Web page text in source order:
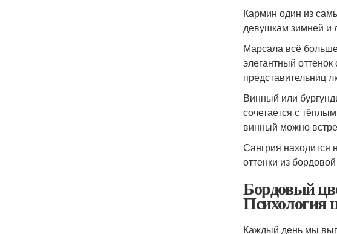
Кармин один из
девушкам зимней и
Марсала всё
элегантный
представительниц
Винный или
сочетается с
винный можно
Сангрия находится
оттенки из
Бордовый
Психология
Каждый день мы